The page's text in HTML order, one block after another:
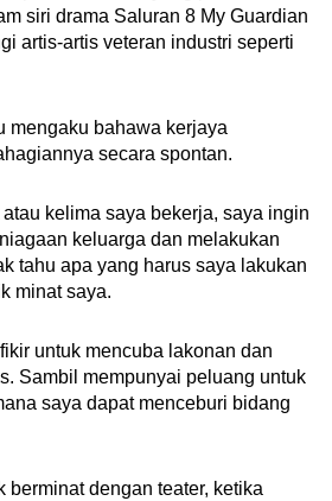
siri drama Saluran 8 My Guardian
artis-artis veteran industri seperti
mengaku bahawa kerjaya
secara spontan.
kelima saya bekerja, saya ingin
keluarga dan melakukan
tahu apa yang harus saya lakukan
minat saya.
untuk mencuba lakonan dan
Sambil mempunyai peluang untuk
saya dapat menceburi bidang
berminat dengan teater, ketika